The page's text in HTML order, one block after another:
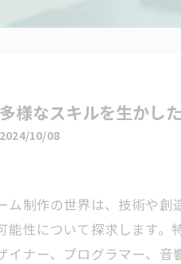
多様なスキルを生かし
2024/10/08
ム制作の世界は、技術や創
能性について探求します。
イナー、プログラマー、音